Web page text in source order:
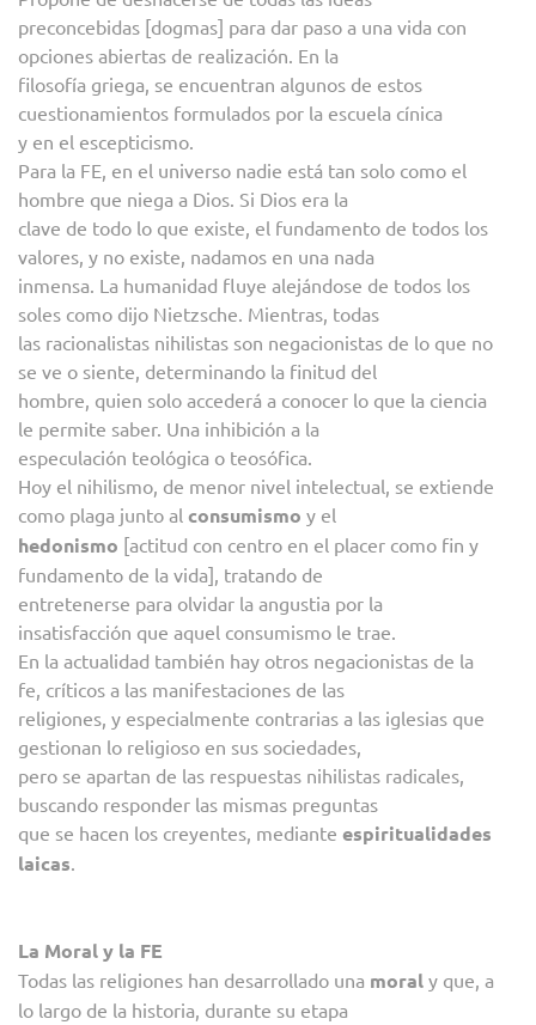
preconcebidas [dogmas] para dar paso a una vida con
opciones abiertas de realización. En la
filosofía griega, se encuentran algunos de estos
cuestionamientos formulados por la escuela cínica
y en el escepticismo.
Para la FE, en el universo nadie está tan solo como el
hombre que niega a Dios. Si Dios era la
clave de todo lo que existe, el fundamento de todos los
valores, y no existe, nadamos en una nada
inmensa. La humanidad fluye alejándose de todos los
soles como dijo Nietzsche. Mientras, todas
las racionalistas nihilistas son negacionistas de lo que no
se ve o siente, determinando la finitud del
hombre, quien solo accederá a conocer lo que la ciencia
le permite saber. Una inhibición a la
especulación teológica o teosófica.
Hoy el nihilismo, de menor nivel intelectual, se extiende
como plaga junto al consumismo y el
hedonismo [actitud con centro en el placer como fin y
fundamento de la vida], tratando de
entretenerse para olvidar la angustia por la
insatisfacción que aquel consumismo le trae.
En la actualidad también hay otros negacionistas de la
fe, críticos a las manifestaciones de las
religiones, y especialmente contrarias a las iglesias que
gestionan lo religioso en sus sociedades,
pero se apartan de las respuestas nihilistas radicales,
buscando responder las mismas preguntas
que se hacen los creyentes, mediante espiritualidades
laicas.
La Moral y la FE
Todas las religiones han desarrollado una moral y que, a
lo largo de la historia, durante su etapa